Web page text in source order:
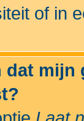
of in
dat